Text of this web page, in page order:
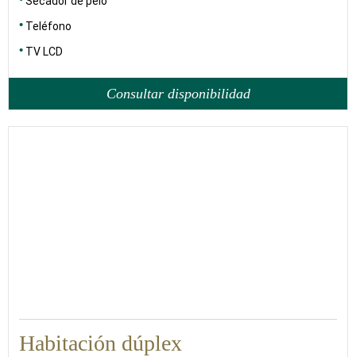
Teléfono
TV LCD
Consultar disponibilidad
Habitación dúplex